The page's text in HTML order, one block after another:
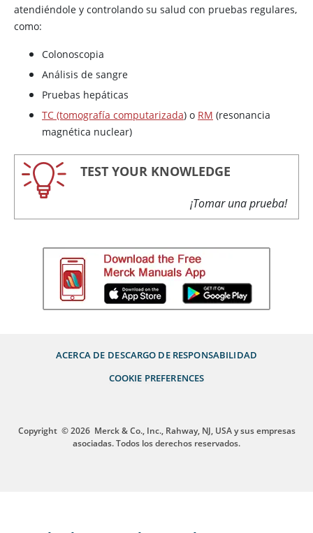
atendiéndole y controlando su salud con pruebas regulares,
como:
Colonoscopia
Análisis de sangre
Pruebas hepáticas
TC (tomografía computarizada) o RM (resonancia
magnética nuclear)
TEST YOUR KNOWLEDGE
¡Tomar una prueba!
ACERCA DE DESCARGO DE RESPONSABILIDAD
COOKIE PREFERENCES
Copyright © 2026 Merck & Co., Inc., Rahway, NJ, USA y sus empresas
asociadas. Todos los derechos reservados.